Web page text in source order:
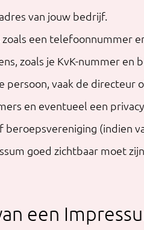
van jouw bedrijf.
een telefoonnummer
zoals je KvK-nummer en
persoon, vaak de directeur
en eventueel een
beroepsvereniging (indien
goed zichtbaar moet
een